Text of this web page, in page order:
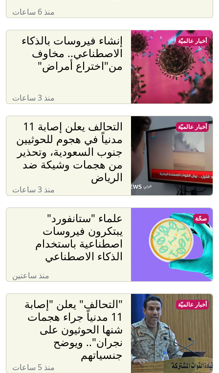
منذ 6 ساعات
إنشاء فيروسات بالذكاء
الاصطناعي.. مخاوف
من"اختراع أمراض"
منذ 3 ساعات
أخبار عالميّة
التحالف يعلن إصابة 11
مدنياً في هجوم للحوثيين
جنوب السعودية، وتحذير
من هجمات وشيكة ضد
الرياض
منذ 3 ساعات
أخبار عالميّة
علماء "ستانفورد"
يبتكرون فيروسات
اصطناعية باستخدام
الذكاء الاصطناعي
منذ ساعتين
صحّة
"التحالف" يعلن "إصابة
11 مدنياً جراء هجمات
شنها الحوثيون على
نجران".. ويوضح
جنسياتهم
منذ 5 ساعات
أخبار عالميّة